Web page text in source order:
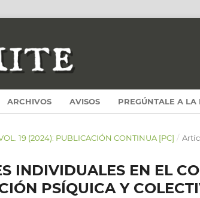
ARCHIVOS AVISOS PREGÚNTALE A LA
19 (2024): PUBLICACIÓN CONTINUA [PC] /
INDIVIDUALES EN EL
PSÍQUICA Y